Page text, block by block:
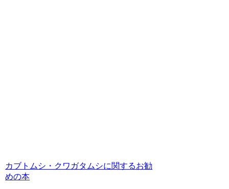
カブトムシ・クワガタムシに関するお勧
めの本